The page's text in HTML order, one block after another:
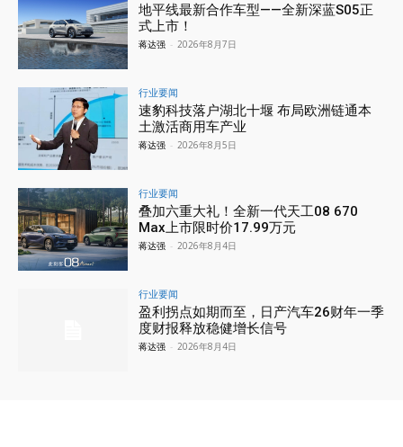
地平线最新合作车型——全新深蓝S05正
式上市！
蒋达强 - 2026年8月7日
行业要闻
速豹科技落户湖北十堰 布局欧洲链通本
土激活商用车产业
蒋达强 - 2026年8月5日
行业要闻
叠加六重大礼！全新一代天工08 670
Max上市限时价17.99万元
蒋达强 - 2026年8月4日
行业要闻
盈利拐点如期而至，日产汽车26财年一季
度财报释放稳健增长信号
蒋达强 - 2026年8月4日